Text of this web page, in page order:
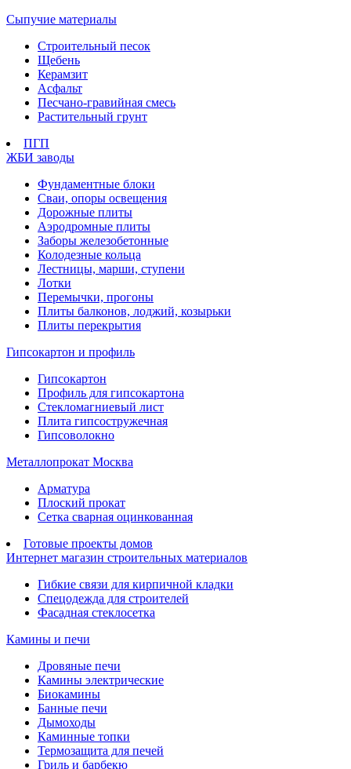
Сыпучие материалы
Строительный песок
Щебень
Керамзит
Асфальт
Песчано-гравийная смесь
Растительный грунт
ПГП
ЖБИ заводы
Фундаментные блоки
Сваи, опоры освещения
Дорожные плиты
Аэродромные плиты
Заборы железобетонные
Колодезные кольца
Лестницы, марши, ступени
Лотки
Перемычки, прогоны
Плиты балконов, лоджий, козырьки
Плиты перекрытия
Гипсокартон и профиль
Гипсокартон
Профиль для гипсокартона
Стекломагниевый лист
Плита гипсостружечная
Гипсоволокно
Металлопрокат Москва
Арматура
Плоский прокат
Сетка сварная оцинкованная
Готовые проекты домов
Интернет магазин строительных материалов
Гибкие связи для кирпичной кладки
Спецодежда для строителей
Фасадная стеклосетка
Камины и печи
Дровяные печи
Камины электрические
Биокамины
Банные печи
Дымоходы
Каминные топки
Термозащита для печей
Гриль и барбекю